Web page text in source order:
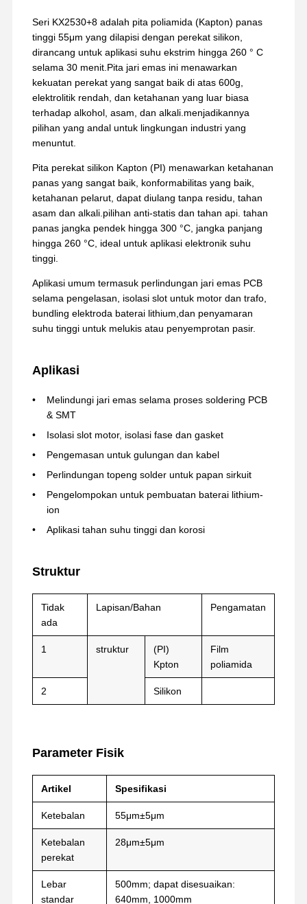
Wisata
Kontrol
Kualitas
Hubungi
Chat
Sekarang
film hewan peliharaan
pita PTFE
Pita PI
Film PI
Seri KX2530+8 adalah pita poliamida (Kapton) panas
tinggi 55μm yang dilapisi dengan perekat silikon,
dirancang untuk aplikasi suhu ekstrim hingga 260 ° C
selama 30 menit.Pita jari emas ini menawarkan
kekuatan perekat yang sangat baik di atas 600g,
elektrolitik rendah, dan ketahanan yang luar biasa
terhadap alkohol, asam, dan alkali.menjadikannya
pilihan yang andal untuk lingkungan industri yang
menuntut.
Pita perekat silikon Kapton (PI) menawarkan ketahanan
panas yang sangat baik, konformabilitas yang baik,
ketahanan pelarut, dapat diulang tanpa residu, tahan
asam dan alkali.pilihan anti-statis dan tahan api. tahan
panas jangka pendek hingga 300 °C, jangka panjang
hingga 260 °C, ideal untuk aplikasi elektronik suhu
tinggi.
Aplikasi umum termasuk perlindungan jari emas PCB
selama pengelasan, isolasi slot untuk motor dan trafo,
bundling elektroda baterai lithium,dan penyamaran
suhu tinggi untuk melukis atau penyemprotan pasir.
Aplikasi
Melindungi jari emas selama proses soldering PCB
& SMT
Isolasi slot motor, isolasi fase dan gasket
Pengemasan untuk gulungan dan kabel
Perlindungan topeng solder untuk papan sirkuit
Pengelompokan untuk pembuatan baterai lithium-
ion
Aplikasi tahan suhu tinggi dan korosi
Struktur
Tidak
ada
Lapisan/Bahan Pengamatan
1 struktur (PI)
Kpton
Film
poliamida
2 Silikon
Parameter Fisik
Artikel Spesifikasi
Ketebalan 55μm±5μm
Ketebalan
perekat
28μm±5μm
Lebar
standar
500mm; dapat disesuaikan:
640mm, 1000mm